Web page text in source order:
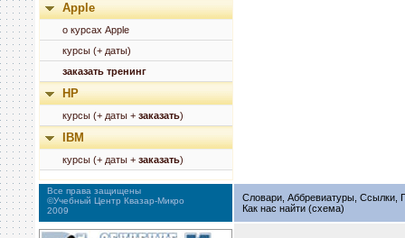
Apple
о курсах Apple
курсы (+ даты)
заказать тренинг
HP
курсы (+ даты + заказать)
IBM
курсы (+ даты + заказать)
Все права защищены
©Учебный Центр Квазар-Микро
2009
Словари, Аббревиатуры, Ссылки,
Как нас найти (схема)